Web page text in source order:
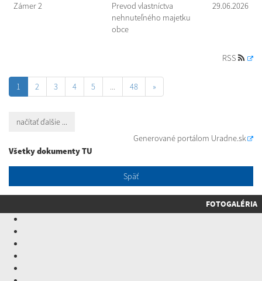
Zámer 2
Prevod vlastníctva
nehnuteľného majetku
obce
29.06.2026
RSS
1 2 3 4 5 ... 48 »
načítať ďalšie ...
Generované portálom Uradne.sk
Všetky dokumenty TU
Späť
FOTOGALÉRIA